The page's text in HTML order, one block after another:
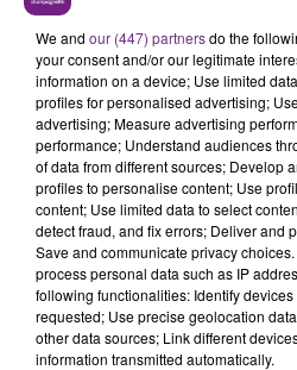
maquillage et ballons.
Enfin pour les couche-tard
étoiles, et surtout des étoiles
We and our (447) partnersdo the
your consent and/or our legitimate
information on a device; Use limited
profiles for personalised advertising;
advertising; Measure advertising
performance; Understand audiences
of data from different sources; Develop
profiles to personalise content; Use
content; Use limited data to select
detect fraud, and fix errors; Deliver and
Save and communicate privacy
process personal data such as IP
following functionalities: Identify
requested; Use precise geolocation
other data sources; Link different
information transmitted automatically.